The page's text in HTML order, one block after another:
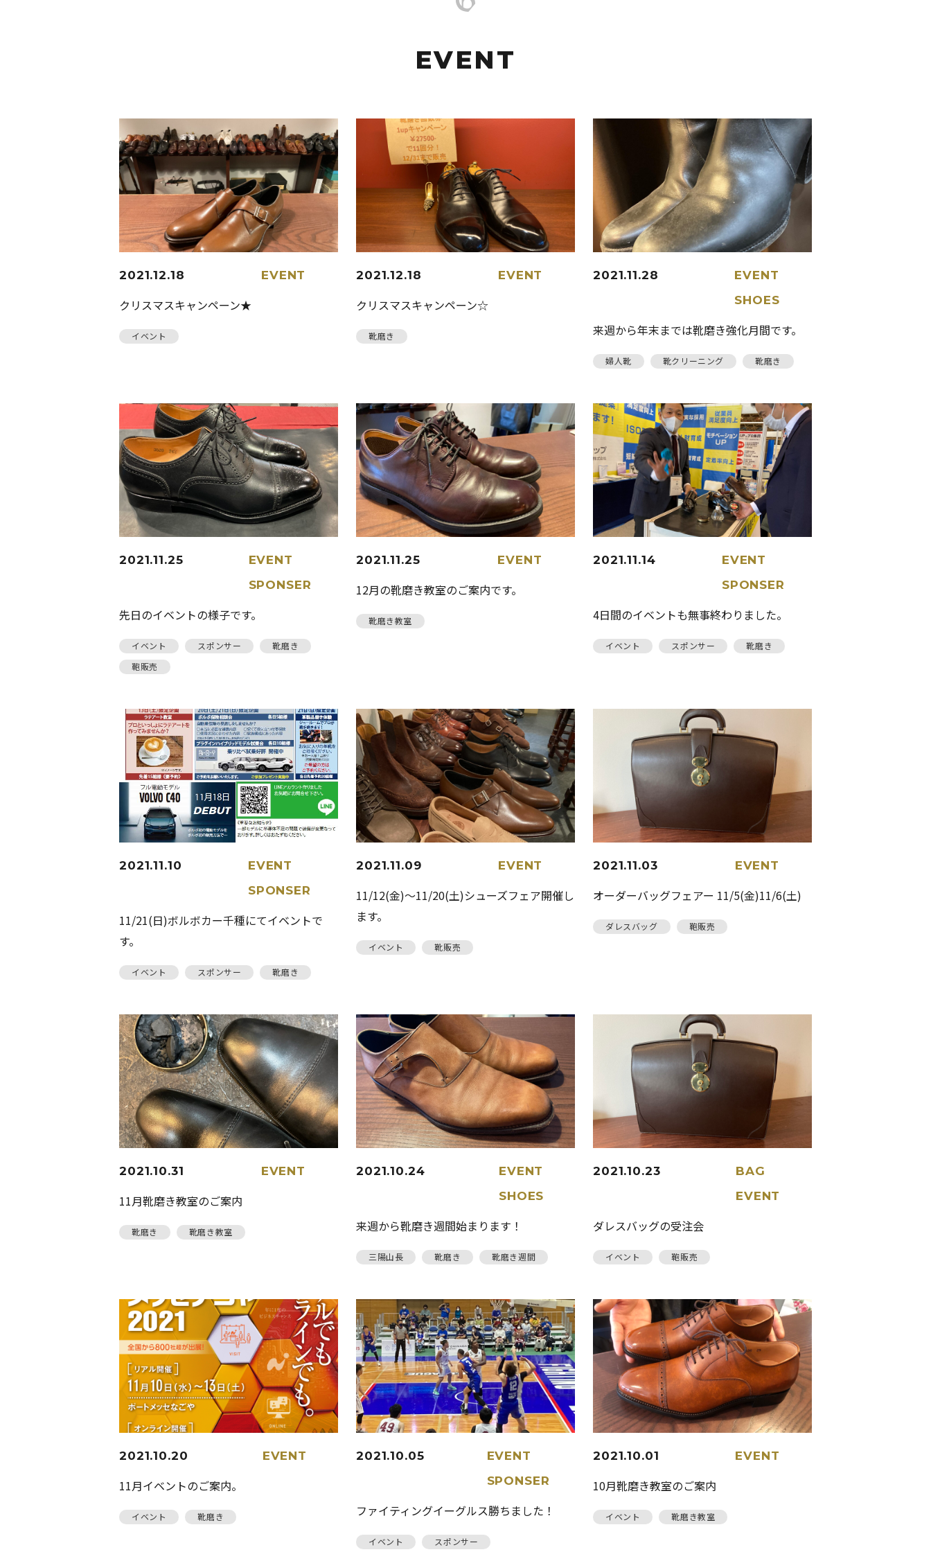
EVENT
2021.12.18 EVENT
クリスマスキャンペーン★
イベント
2021.12.18 EVENT
クリスマスキャンペーン☆
靴磨き
2021.11.28
EVENT
SHOES
来週から年末までは靴磨き強化月間です。
婦人靴 靴クリーニング 靴磨き
2021.11.25
EVENT
SPONSER
先日のイベントの様子です。
イベント スポンサー
靴磨き
鞄販売
2021.11.25 EVENT
12月の靴磨き教室のご案内です。
靴磨き教室
2021.11.14
EVENT
SPONSER
4日間のイベントも無事終わりました。
イベント スポンサー 靴磨き
2021.11.10
EVENT
SPONSER
11/21(日)ボルボカー千種にてイベントで
す。
イベント スポンサー 靴磨き
2021.11.09 EVENT
11/12(金)〜11/20(土)シューズフェア開催し
ます。
イベント 靴販売
2021.11.03 EVENT
オーダーバッグフェアー 11/5(金)11/6(土)
ダレスバッグ 鞄販売
2021.10.31 EVENT
11月靴磨き教室のご案内
靴磨き 靴磨き教室
2021.10.24
EVENT
SHOES
来週から靴磨き週間始まります！
三陽山長 靴磨き 靴磨き週間
2021.10.23
BAG
EVENT
ダレスバッグの受注会
イベント 鞄販売
2021.10.20 EVENT
11月イベントのご案内。
イベント 靴磨き
2021.10.05
EVENT
SPONSER
ファイティングイーグルス勝ちました！
イベント スポンサー
2021.10.01 EVENT
10月靴磨き教室のご案内
イベント 靴磨き教室